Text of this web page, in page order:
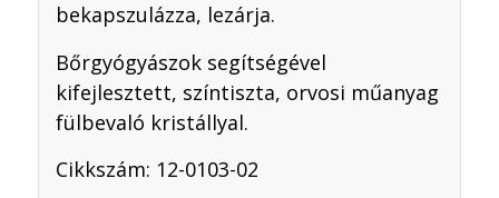
bekapszulázza, lezárja.
Bőrgyógyászok segítségével
kifejlesztett, színtiszta, orvosi műanyag
fülbevaló kristállyal.
Cikkszám: 12-0103-02